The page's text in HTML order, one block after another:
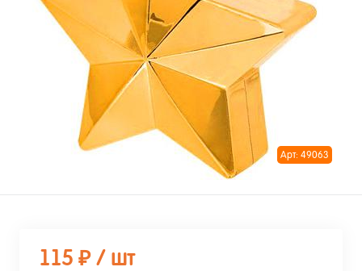
Арт: 49063
115 ₽ / шт